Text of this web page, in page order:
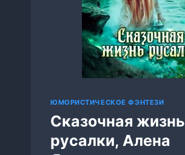
ЮМОРИСТИЧЕСКОЕ ФЭНТЕЗИ
Сказочная жизнь
русалки, Алена